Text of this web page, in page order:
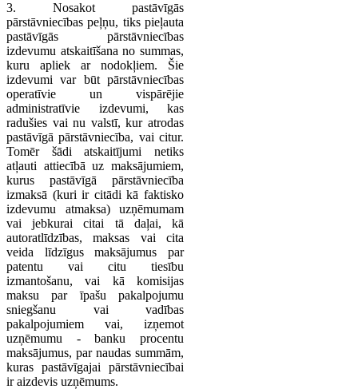
3. Nosakot pastāvīgās
pārstāvniecības peļņu, tiks pieļauta
pastāvīgās pārstāvniecības
izdevumu atskaitīšana no summas,
kuru apliek ar nodokļiem. Šie
izdevumi var būt pārstāvniecības
operatīvie un vispārējie
administratīvie izdevumi, kas
radušies vai nu valstī, kur atrodas
pastāvīgā pārstāvniecība, vai citur.
Tomēr šādi atskaitījumi netiks
atļauti attiecībā uz maksājumiem,
kurus pastāvīgā pārstāvniecība
izmaksā (kuri ir citādi kā faktisko
izdevumu atmaksa) uzņēmumam
vai jebkurai citai tā daļai, kā
autoratlīdzības, maksas vai cita
veida līdzīgus maksājumus par
patentu vai citu tiesību
izmantošanu, vai kā komisijas
maksu par īpašu pakalpojumu
sniegšanu vai vadības
pakalpojumiem vai, izņemot
uzņēmumu - banku procentu
maksājumus, par naudas summām,
kuras pastāvīgajai pārstāvniecībai
ir aizdevis uzņēmums.